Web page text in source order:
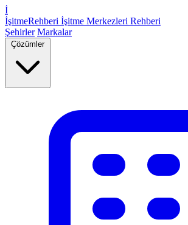
İ
İşitmeRehberi İşitme Merkezleri Rehberi
Şehirler Markalar
Çözümler